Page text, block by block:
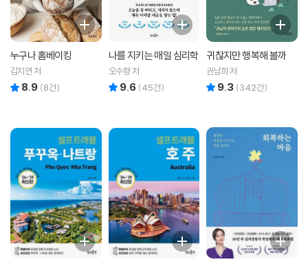
누구나 홈베이킹
김지연 저
8.9 (8건)
나를 지키는 매일 심리학
오수향 저
9.6 (45건)
귀찮지만 행복해 볼까
권남희 저
9.3 (342건)